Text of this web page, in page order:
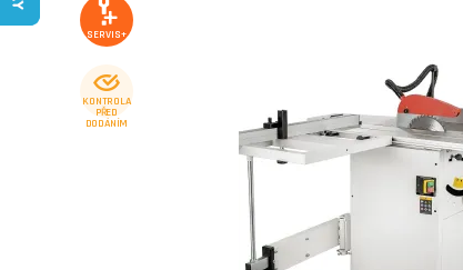
SERVIS+
KONTROLA
PŘED
DODÁNÍM